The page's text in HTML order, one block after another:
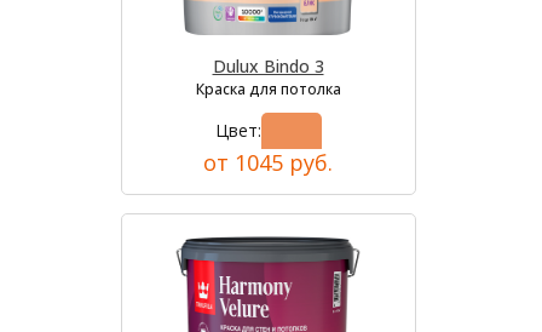
Dulux Bindo 3
Краска для потолка
Цвет:
от 1045 руб.